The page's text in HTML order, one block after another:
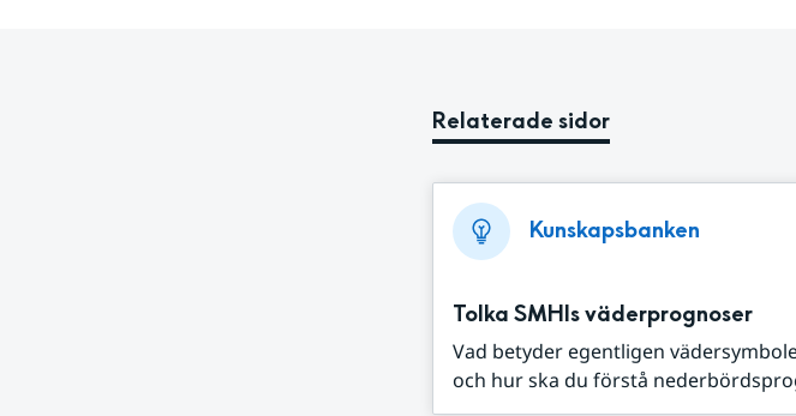
Relaterade sidor
Kunskapsbanken
Tolka SMHIs väderprognoser
Vad betyder egentligen
och hur ska du förstå